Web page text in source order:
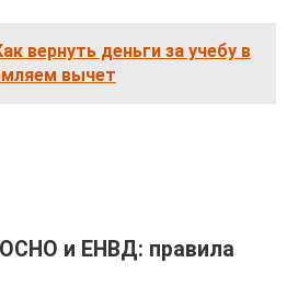
вернуть деньги за учебу в
вычет
и ЕНВД: правила